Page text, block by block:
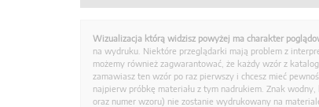
Wizualizacja którą widzisz powyżej ma charakter
na wydruku. Niektóre przeglądarki mają problem z
możemy również zagwarantować, że każdy wzór z
zamawiasz ten wzór po raz pierwszy i chcesz mieć
najpierw próbkę materiału z tym nadrukiem. Znak
oraz numer wzoru) nie zostanie wydrukowany na